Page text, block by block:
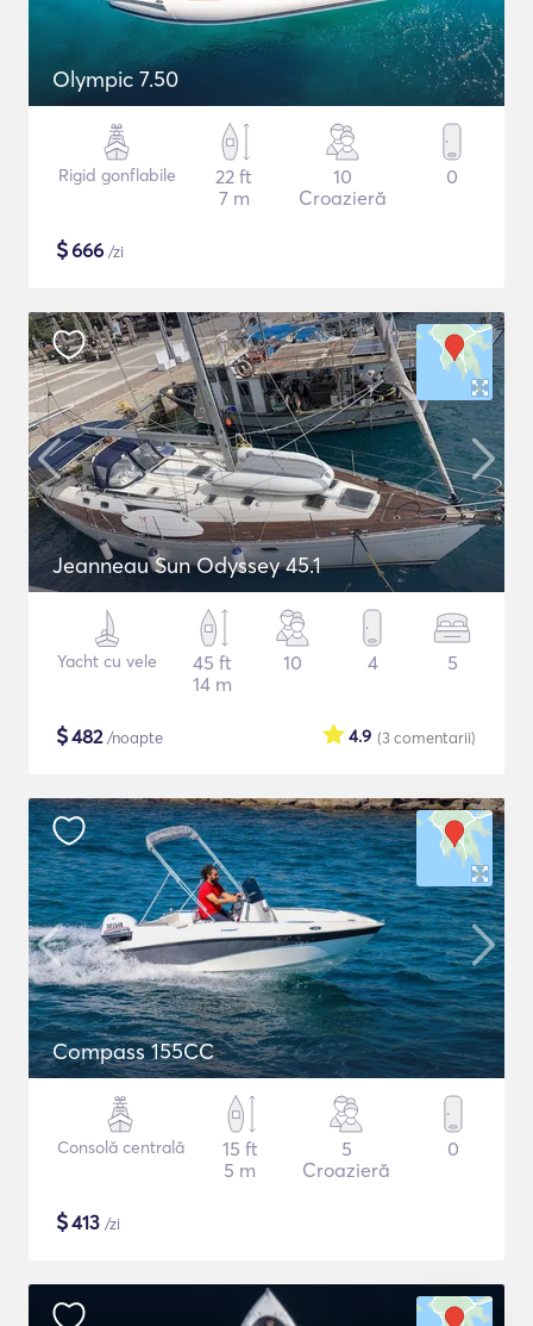
Olympic 7.50
Rigid gonflabile
22 ft
7 m
10
Croazieră
0
$666 /zi
Jeanneau Sun Odyssey 45.1
Yacht cu vele
45 ft
14 m
10 4 5
$482/noapte (3comentarii)
4.9
Compass 155CC
Consolă centrală
15 ft
5 m
5
Croazieră
0
$413 /zi